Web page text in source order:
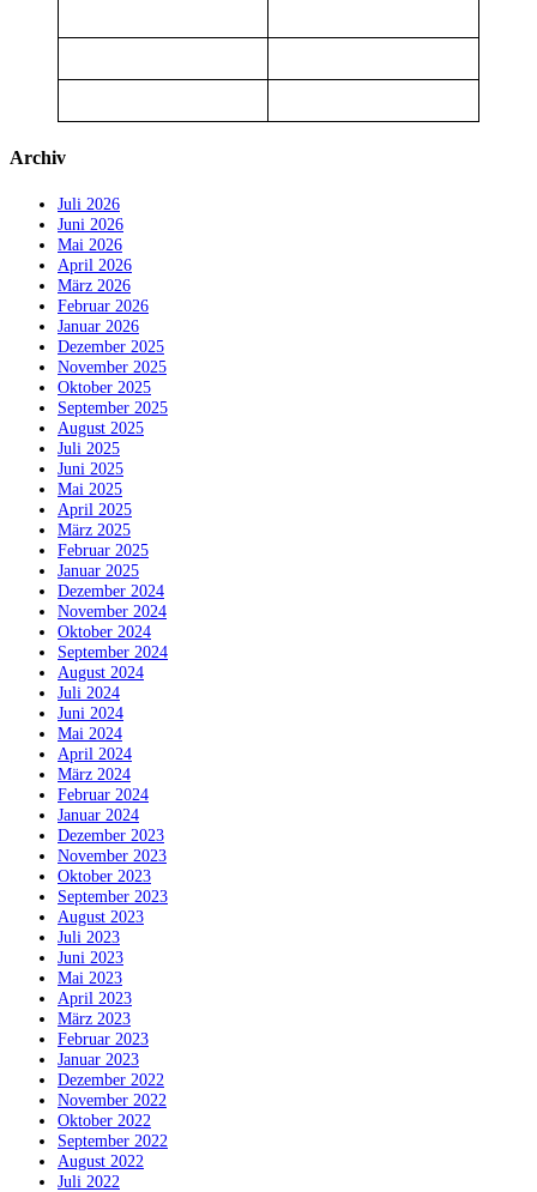
Archiv
Juli 2026
Juni 2026
Mai 2026
April 2026
März 2026
Februar 2026
Januar 2026
Dezember 2025
November 2025
Oktober 2025
September 2025
August 2025
Juli 2025
Juni 2025
Mai 2025
April 2025
März 2025
Februar 2025
Januar 2025
Dezember 2024
November 2024
Oktober 2024
September 2024
August 2024
Juli 2024
Juni 2024
Mai 2024
April 2024
März 2024
Februar 2024
Januar 2024
Dezember 2023
November 2023
Oktober 2023
September 2023
August 2023
Juli 2023
Juni 2023
Mai 2023
April 2023
März 2023
Februar 2023
Januar 2023
Dezember 2022
November 2022
Oktober 2022
September 2022
August 2022
Juli 2022